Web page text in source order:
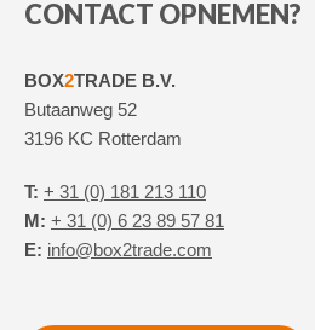
CONTACT OPNEMEN?
BOX2TRADE B.V.
Butaanweg 52
3196 KC Rotterdam
T: + 31 (0) 181 213 110
M: + 31 (0) 6 23 89 57 81
E: info@box2trade.com